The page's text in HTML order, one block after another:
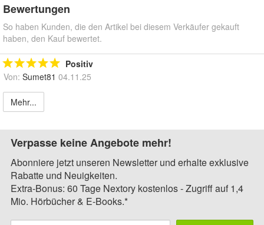
Bewertungen
So haben Kunden, die den Artikel bei diesem Verkäufer gekauft
haben, den Kauf bewertet.
Positiv
Von: Sumet81 04.11.25
Mehr...
Verpasse keine Angebote mehr!
Abonniere jetzt unseren Newsletter und erhalte exklusive
Rabatte und Neuigkeiten.
Extra-Bonus: 60 Tage Nextory kostenlos - Zugriff auf 1,4
Mio. Hörbücher & E-Books.*